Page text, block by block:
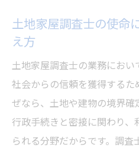
土地家屋調査士の使命
え方
土地家屋調査士の業務にお
社会からの信頼を獲得する
ぜなら、土地や建物の境界
行政手続きと密接に関わり
られる分野だからです。調